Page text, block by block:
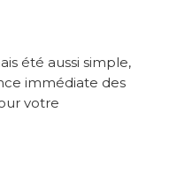
été aussi simple,
immédiate des
votre